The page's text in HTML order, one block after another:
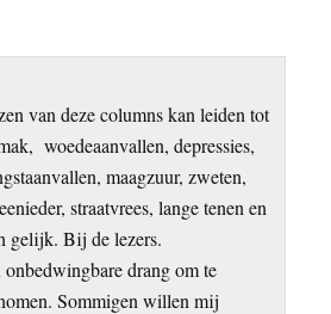
van deze columns kan leiden tot
woedeaanvallen, depressies,
maagzuur, zweten,
straatvrees, lange tenen en
gelijk. Bij de lezers.
drang om te
Sommigen willen mij